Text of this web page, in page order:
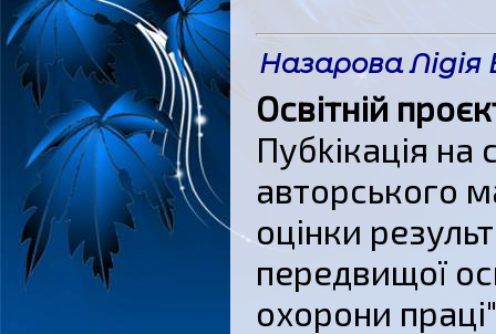
Назарова
Освітній
Пубkікація на
авторського
оцінки
передвищої
охорони